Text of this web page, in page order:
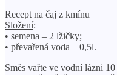
Recept na čaj z kmínu
Složení:
• semena – 2 lžičky;
• převařená voda – 0,5l.
Směs vařte ve vodní lázni